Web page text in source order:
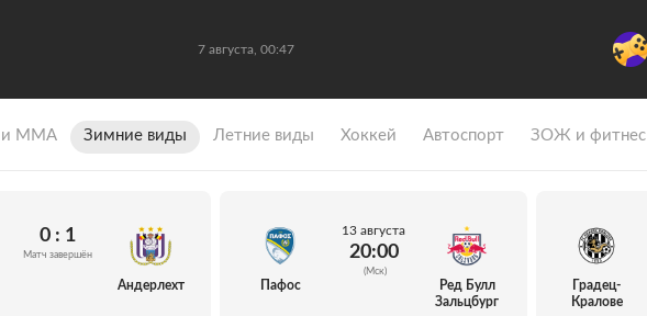
7 августа, 00:47
и ММА Зимние виды Летние виды Хоккей Автоспорт ЗОЖ и фитнес
0 : 1
Матч завершён
Андерлехт Пафос
13 августа
20:00
(Мск)
Ред Булл
Зальцбург
Градец-
Кралове